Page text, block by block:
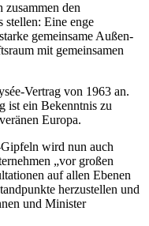
den
stellen: Eine enge
gemeinsame Außen-
mit gemeinsamen
Vertrag von 1963 an.
ist ein Bekenntnis zu
Europa.
wird nun auch
„vor großen
auf allen Ebenen
herzustellen und
und Minister